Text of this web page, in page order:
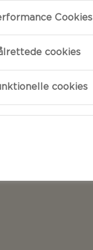
Cookies
cookies
cookies